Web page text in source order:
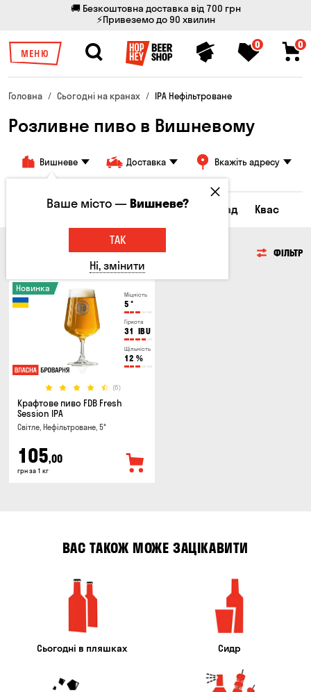
🚚 Безкоштовна доставка від 700 грн
⚡Привеземо до 90 хвилин
МЕНЮ
0 0
Головна Сьогодні на кранах IPA Нефільтроване
Розливне пиво в Вишневому
Вишневе Доставка Вкажіть адресу
Всі товари Пиво Сидр Лимонад Квас
ФІЛЬТР
Міцність
5 °
Гіркота
31 IBU
Щільність
12 %
(6)
Новинка
Крафтове пиво FDB Fresh
Session IPA
Світле, Нефільтроване, 5°
105,00
грн за 1 кг
ВАС ТАКОЖ МОЖЕ ЗАЦІКАВИТИ
Сьогодні в пляшках Сидр
Ваше місто —Вишневе?
ТАК
Ні, змінити